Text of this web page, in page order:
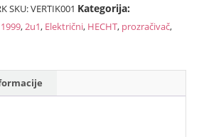
SKU:VERTIK001 Kategorija:
1999,2u1, Električni, HECHT, prozračivač,